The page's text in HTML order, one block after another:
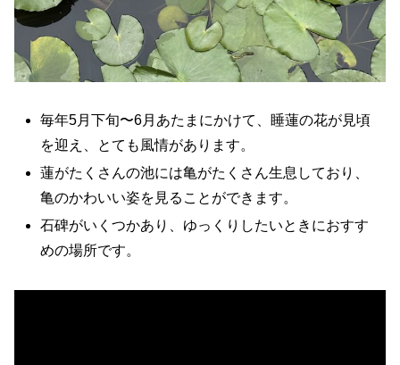
毎年5月下旬〜6月あたまにかけて、睡蓮の花が見頃
を迎え、とても風情があります。
蓮がたくさんの池には亀がたくさん生息しており、
亀のかわいい姿を見ることができます。
石碑がいくつかあり、ゆっくりしたいときにおすす
めの場所です。